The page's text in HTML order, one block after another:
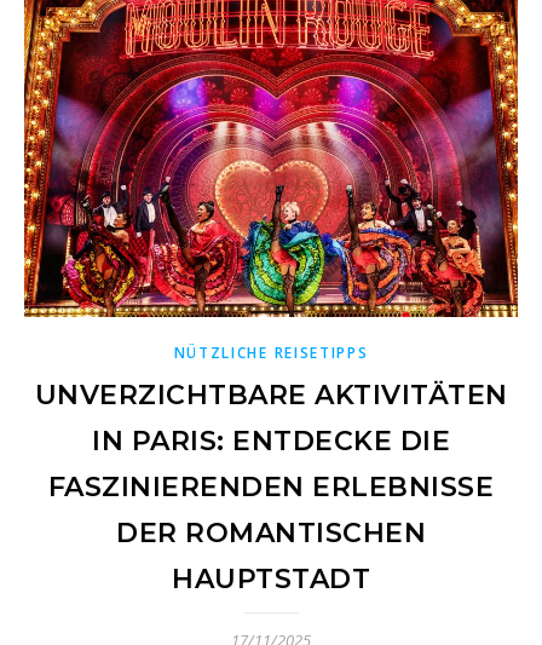
NÜTZLICHE REISETIPPS
UNVERZICHTBARE AKTIVITÄTEN
IN PARIS: ENTDECKE DIE
FASZINIERENDEN ERLEBNISSE
DER ROMANTISCHEN
HAUPTSTADT